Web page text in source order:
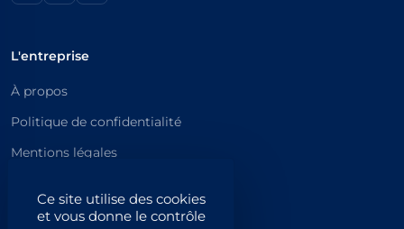
Ce site utilise des cookies
et vous donne le contrôle
L'entreprise
À propos
Politique de confidentialité
Mentions légales
Catégories principales